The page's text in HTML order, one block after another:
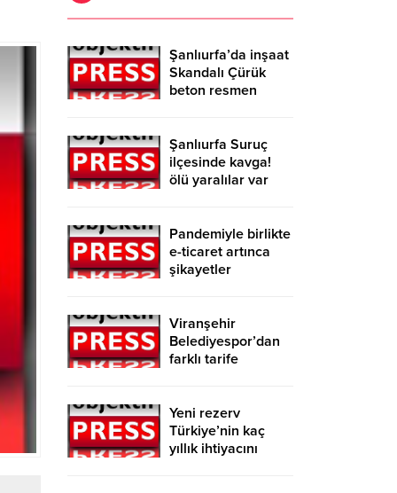
Şanlıurfa’da inşaat
Skandalı Çürük
beton resmen
Şanlıurfa Suruç
ilçesinde kavga!
ölü yaralılar var
Pandemiyle birlikte
e-ticaret artınca
şikayetler
Viranşehir
Belediyespor’dan
farklı tarife
Yeni rezerv
Türkiye’nin kaç
yıllık ihtiyacını